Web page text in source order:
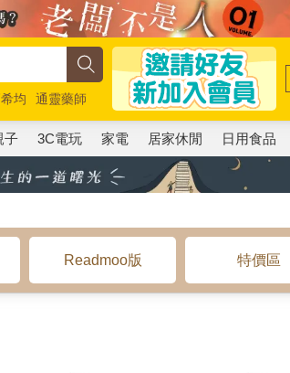
均
通靈藥師
子 3C電玩 家電 居家休閒 日用食品
Readmoo版 特價區